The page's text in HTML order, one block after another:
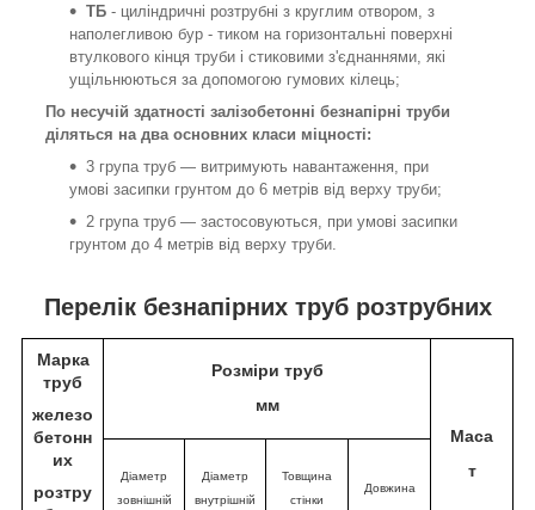
ТБ - циліндричні розтрубні з круглим отвором, з
наполегливою бур - тиком на горизонтальні поверхні
втулкового кінця труби і стиковими з'єднаннями, які
ущільнюються за допомогою гумових кілець;
По несучій здатності залізобетонні безнапірні труби
діляться на два основних класи міцності:
3 група труб — витримують навантаження, при
умові засипки грунтом до 6 метрів від верху труби;
2 група труб — застосовуються, при умові засипки
грунтом до 4 метрів від верху труби.
Перелік безнапірних труб розтрубних
Марка
труб
железо
бетонн
их
розтру
Розміри труб
мм
Маса
т
Діаметр
зовнішній
Діаметр
внутрішній
Товщина
стінки
Довжина